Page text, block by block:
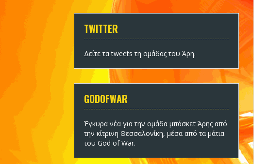
TWITTER
Δείτε τα tweets τη ομάδας του Άρη.
GODOFWAR
Έγκυρα νέα για την ομάδα μπάσκετ Άρης από
την κίτρινη Θεσσαλονίκη, μέσα από τα μάτια
του God of War.